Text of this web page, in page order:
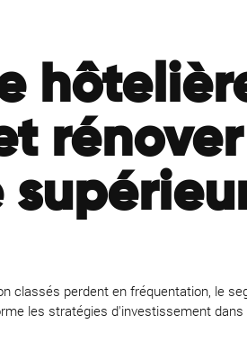
rénover
classés perdent en fréquentation, le
les stratégies d'investissement